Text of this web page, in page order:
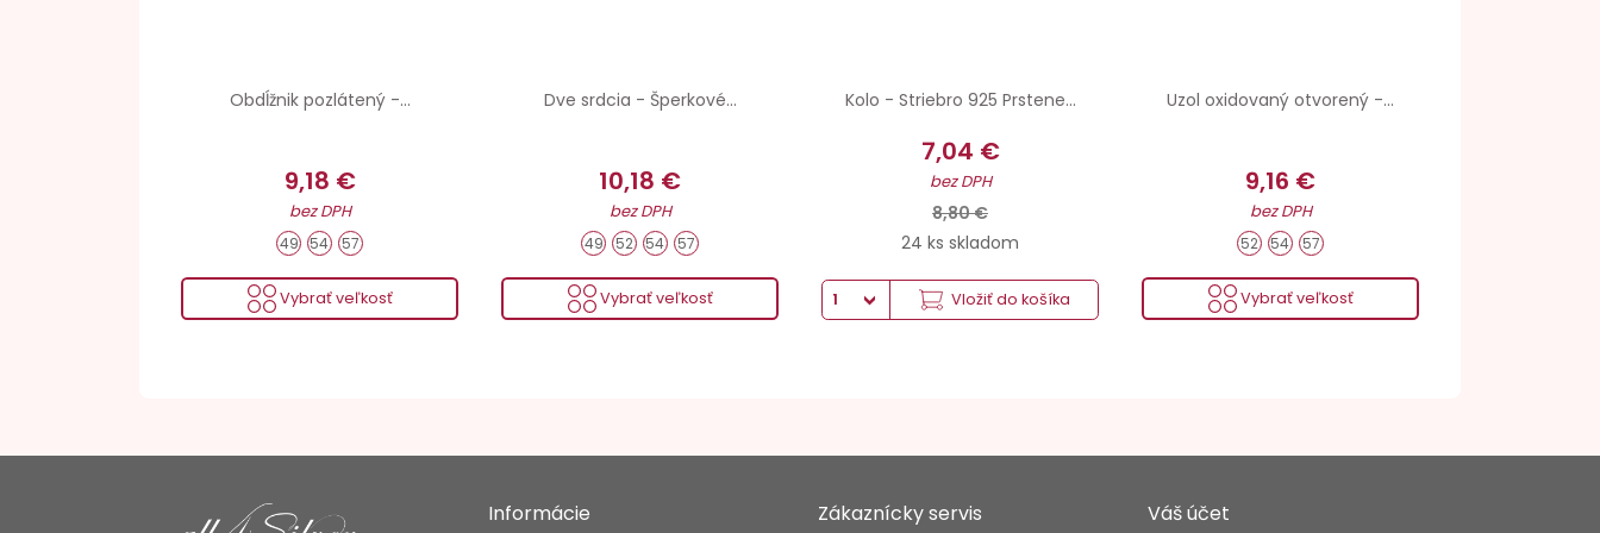
Obdĺžnik pozlátený -...
9,18 €
bez DPH
49 54 57
Vybrať veľkosť
Dve srdcia - Šperkové...
10,18 €
bez DPH
49 52 54 57
Vybrať veľkosť
Kolo - Striebro 925 Prstene...
7,04 €
bez DPH
8,80 €
24 ks skladom
Vložiť do košíka
Uzol oxidovaný otvorený -...
9,16 €
bez DPH
52 54 57
Vybrať veľkosť
Informácie Zákaznícky servis Váš účet